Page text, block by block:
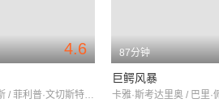
4.6
梅根·福克斯 / 菲利普·文切斯特 / 格雷格·克列克
87分钟
巨鳄风暴